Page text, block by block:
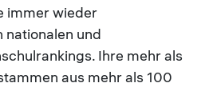
immer wieder
nationalen und
Ihre mehr als
aus mehr als 100